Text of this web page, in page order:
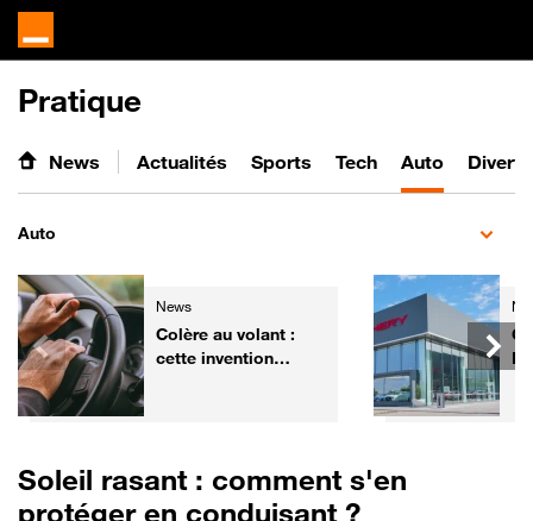
Pratique
News Actualités Sports Tech Auto
Auto
News
Colère au volant :
cette invention
Soleil rasant : comment s'en
protéger en conduisant ?